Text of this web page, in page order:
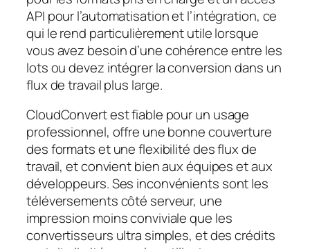
API pour l’automatisation et l’intégration, ce
qui le rend particulièrement utile lorsque
vous avez besoin d’une cohérence entre les
lots ou devez intégrer la conversion dans un
flux de travail plus large.
CloudConvert est fiable pour un usage
professionnel, offre une bonne couverture
des formats et une flexibilité des flux de
travail, et convient bien aux équipes et aux
développeurs. Ses inconvénients sont les
téléversements côté serveur, une
impression moins conviviale que les
convertisseurs ultra simples, et des crédits